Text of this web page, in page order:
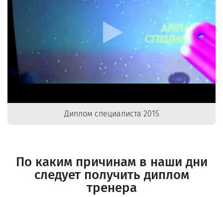
Диплом специалиста 2015
По каким причинам в наши дни
следует получить диплом
тренера